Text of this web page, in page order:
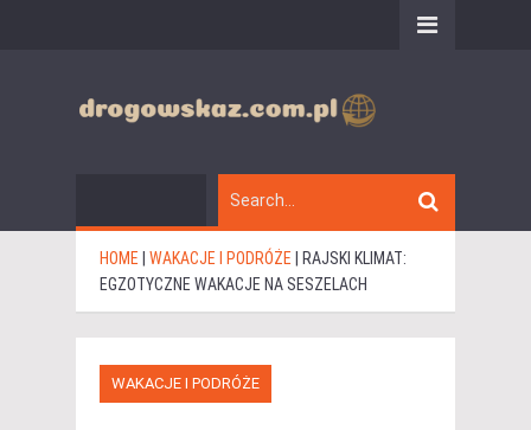
HOME WAKACJE I PODRÓŻE
RAJSKI KLIMAT:
EGZOTYCZNE WAKACJE NA SESZELACH
WAKACJE I PODRÓŻE